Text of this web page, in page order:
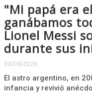
"Mi papá era
ganábamos
Lionel Messi
durante sus
08/08/2026
El astro argentino, en
infancia y revivió